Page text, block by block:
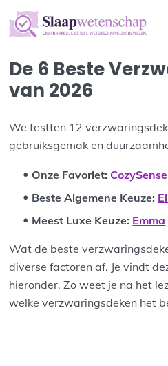
De 6 Beste
van 2026
We testten 12
gebruiksgemak en
Onze Favoriet: CozySense
Beste Algemene Keuze:
Meest Luxe Keuze: Emma
Wat de beste
diverse factoren af. Je vindt
hieronder. Zo weet je na het
welke verzwaringsdeken het